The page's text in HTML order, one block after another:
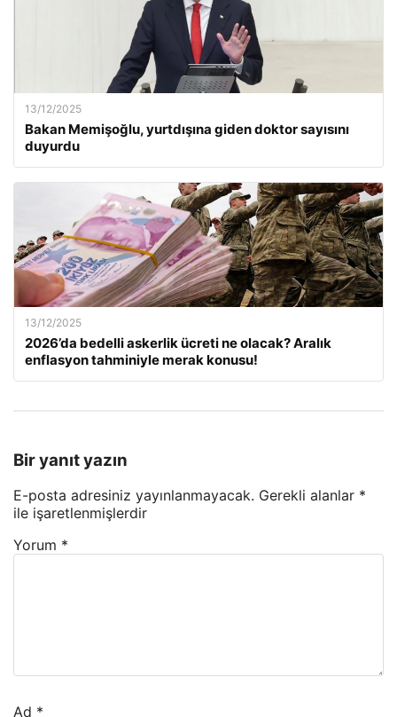
13/12/2025
Bakan Memişoğlu, yurtdışına giden doktor sayısını
duyurdu
13/12/2025
2026’da bedelli askerlik ücreti ne olacak? Aralık
enflasyon tahminiyle merak konusu!
Bir yanıt yazın
E-posta adresiniz yayınlanmayacak. Gerekli alanlar *
ile işaretlenmişlerdir
Yorum *
Ad *